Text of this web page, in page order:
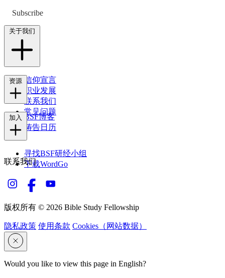
Subscribe
关于我们
信仰宣言
职业发展
联系我们
常见问题
资源
BSF博客
祷告日历
加入
寻找BSF研经小组
下载WordGo
联系我们
版权所有 © 2026 Bible Study Fellowship
隐私政策 使用条款 Cookies（网站数据）
Would you like to view this page in English?